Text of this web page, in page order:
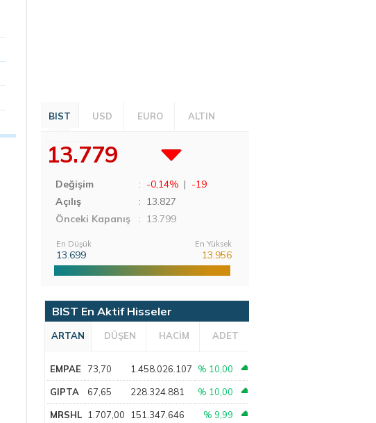
BIST USD EURO ALTIN
13.779
Değişim : -0,14% | -19
Açılış
: 13.827
Önceki Kapanış
: 13.799
En Düşük
13.699
En Yüksek
13.956
BIST En Aktif Hisseler
ARTAN DÜŞEN HACİM ADET
EMPAE 73,70 1.458.026.107 % 10,00
GIPTA 67,65 228.324.881 % 10,00
MRSHL 1.707,00 151.347.646 % 9,99